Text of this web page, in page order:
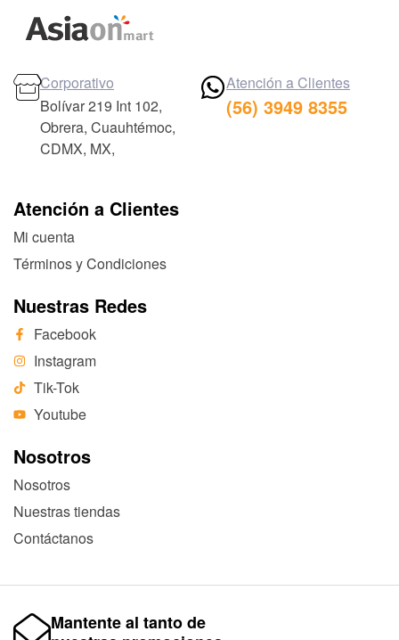
Atención a Clientes
Mi cuenta
Términos y Condiciones
Nuestras Redes
Facebook
Instagram
Tik-Tok
Youtube
Nosotros
Nosotros
Nuestras tiendas
Contáctanos
Corporativo
Bolívar 219 Int 102,
Obrera, Cuauhtémoc,
CDMX, MX,
Atención a Clientes
(56) 3949 8355
Mantente al tanto de